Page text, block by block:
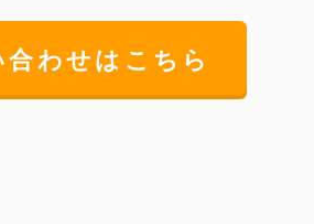
合わせはこちら